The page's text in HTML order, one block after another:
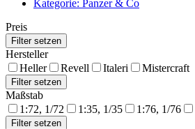
Kategorie: Panzer & Co
Preis
Hersteller
Heller
Revell Italeri Mistercraft
Maßstab
1:72, 1/72
1:35, 1/35 1:76, 1/76